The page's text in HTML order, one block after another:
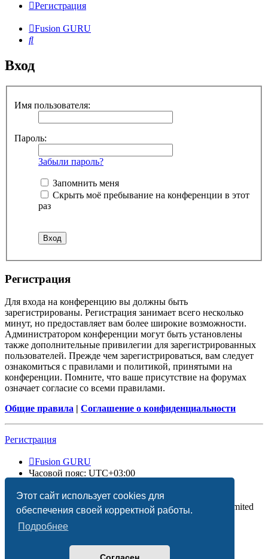
Этот сайт использует cookies для
обеспечения своей корректной работы.
Подробнее
Регистрация
Fusion GURU
Поиск
Вход
Имя пользователя:
Пароль:
Забыли пароль?
Запомнить меня
Скрыть моё пребывание на конференции в этот
раз
Регистрация
Для входа на конференцию вы должны быть
зарегистрированы. Регистрация занимает всего несколько
минут, но предоставляет вам более широкие возможности.
Администратором конференции могут быть установлены
также дополнительные привилегии для зарегистрированных
пользователей. Прежде чем зарегистрироваться, вам следует
ознакомиться с правилами и политикой, принятыми на
конференции. Помните, что ваше присутствие на форумах
означает согласие со всеми правилами.
Общие правила | Соглашение о конфиденциальности
Регистрация
Fusion GURU
Часовой пояс: UTC+03:00
Создано на основеphpBB® Forum Software © phpBB Limited